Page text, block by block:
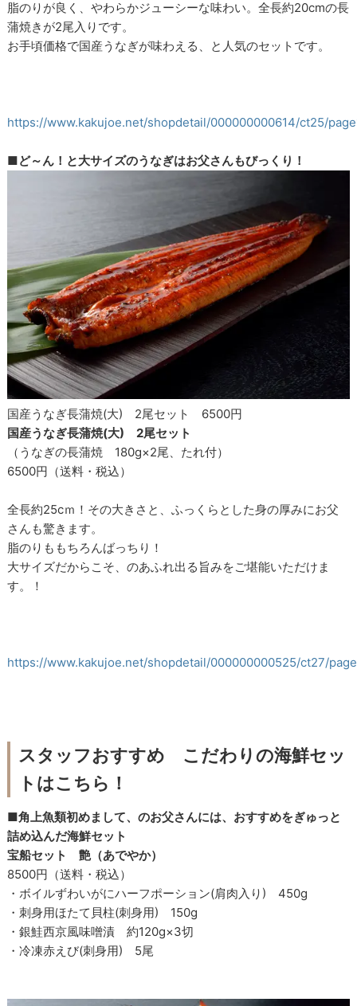
脂のりが良く、やわらかジューシーな味わい。全長約20cmの長
蒲焼きが2尾入りです。
お手頃価格で国産うなぎが味わえる、と人気のセットです。
https://www.kakujoe.net/shopdetail/000000000614/ct25/
■ど～ん！と大サイズのうなぎはお父さんもびっくり！
国産うなぎ長蒲焼(大) 2尾セット 6500円
国産うなぎ長蒲焼(大) 2尾セット
（うなぎの長蒲焼 180g×2尾、たれ付）
6500円（送料・税込）
全長約25cｍ！その大きさと、ふっくらとした身の厚みにお父
さんも驚きます。
脂のりももちろんばっちり！
大サイズだからこそ、のあふれ出る旨みをご堪能いただけま
す。！
https://www.kakujoe.net/shopdetail/000000000525/ct27/
スタッフおすすめ こだわりの海鮮セッ
トはこちら！
■角上魚類初めまして、のお父さんには、おすすめをぎゅっと
詰め込んだ海鮮セット
宝船セット 艶（あでやか）
8500円（送料・税込）
・ボイルずわいがにハーフポーション(肩肉入り) 450g
・刺身用ほたて貝柱(刺身用) 150g
・銀鮭西京風味噌漬 約120g×3切
・冷凍赤えび(刺身用) 5尾